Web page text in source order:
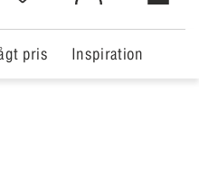
pris Inspiration